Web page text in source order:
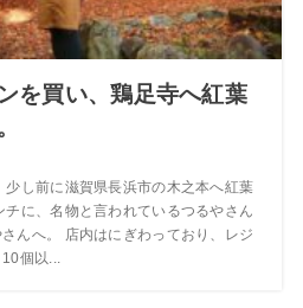
を買い、鶏足寺へ紅葉
少し前に滋賀県長浜市の木之本へ紅葉
に、名物と言われているつるやさん
んへ。 店内はにぎわっており、レジ
個以...